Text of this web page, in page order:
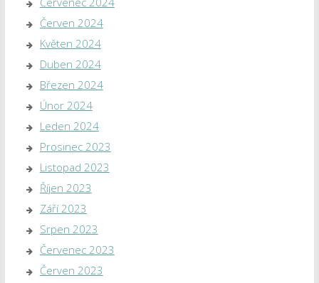
Červen 2024
Květen 2024
Duben 2024
Březen 2024
Únor 2024
Leden 2024
Prosinec 2023
Listopad 2023
Říjen 2023
Září 2023
Srpen 2023
Červenec 2023
Červen 2023